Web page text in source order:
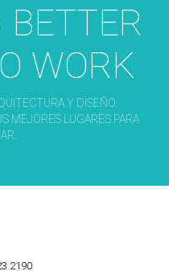
BETTER
WORK
Y DISEÑO.
MEJORES LUGARES PARA
2190